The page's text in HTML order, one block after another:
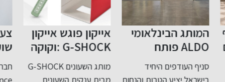
אייקון פוגש אייקון
G-SHOCK :וקוקה
קולה בשיתוף
פעולה במהדורה
מותג השעונים G-SHOCK
צעד נוסף בפתיחת
שוק התשלומים
בישראל לתחרות
חברת WorldCom